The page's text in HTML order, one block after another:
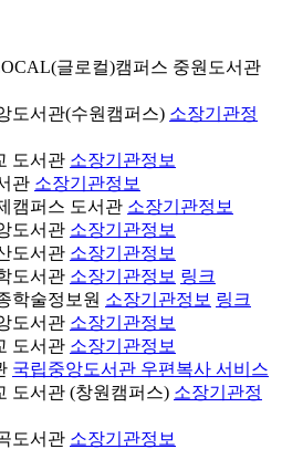
글로컬)캠퍼스 중원도서관
도서관(수원캠퍼스) 소장기관정
도서관 소장기관정보
관 소장기관정보
캠퍼스 도서관 소장기관정보
도서관 소장기관정보
도서관 소장기관정보
도서관 소장기관정보 링크
학술정보원 소장기관정보 링크
도서관 소장기관정보
도서관 소장기관정보
국립중앙도서관 우편복사 서비스
도서관 (창원캠퍼스) 소장기관정
도서관 소장기관정보